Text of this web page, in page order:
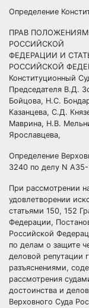
Определение
ПРАВ
РОССИЙСКОЙ
ФЕДЕРАЦИИ И
РОССИЙСКОЙ
Конституционный
Председателя В.Д.
Бойцова, Н.С.
Казанцева, С.Д.
Маврина, Н.В.
Ярославцева,
Определение
3240 по делу N
При рассмотрении
удовлетворении
статьями 150, 152
Федерации,
Российской
по делам о защите
деловой репутации
разъяснениями,
рассмотрения
достоинства и
Верховного Суда